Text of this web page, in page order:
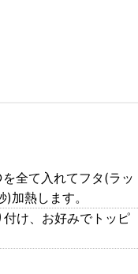
全て入れてフタ(ラッ
熱します。
け、お好みでトッピ